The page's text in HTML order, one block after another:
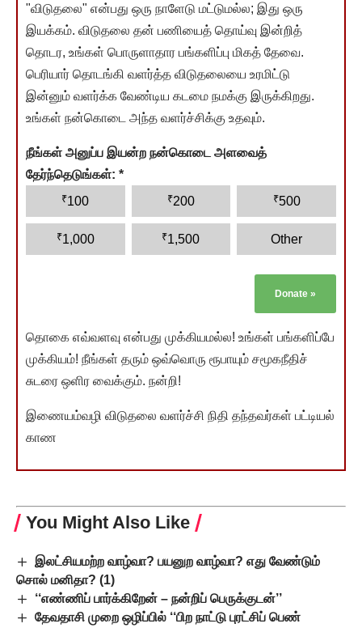
"விடுதலை" என்பது ஒரு நாளேடு மட்டுமல்ல; இது ஒரு
இயக்கம். விடுதலை தன் பணியைத் தொய்வு இன்றித்
தொடர, உங்கள் பொருளாதார பங்களிப்பு மிகத் தேவை.
பெரியார் தொடங்கி வளர்த்த விடுதலையை உரமிட்டு
இன்னும் வளர்க்க வேண்டிய கடமை நமக்கு இருக்கிறது.
உங்கள் நன்கொடை அந்த வளர்ச்சிக்கு உதவும்.
நீங்கள் அனுப்ப இயன்ற நன்கொடை அளவைத்
தேர்ந்தெடுங்கள்: *
₹100 ₹200 ₹500
₹1,000 ₹1,500 Other
Donate »
தொகை எவ்வளவு என்பது முக்கியமல்ல! உங்கள் பங்களிப்பே
முக்கியம்! நீங்கள் தரும் ஒவ்வொரு ரூபாயும் சமூகநீதிச்
சுடரை ஒளிர வைக்கும். நன்றி!
இணையம்வழி விடுதலை வளர்ச்சி நிதி தந்தவர்கள் பட்டியல்
காண
You Might Also Like
இலட்சியமற்ற வாழ்வா? பயனுற வாழ்வா? எது வேண்டும்
சொல் மனிதா? (1)
‘‘எண்ணிப் பார்க்கிறேன் – நன்றிப் பெருக்குடன்’’
தேவதாசி முறை ஒழிப்பில் ‘‘பிற நாட்டு புரட்சிப் பெண்